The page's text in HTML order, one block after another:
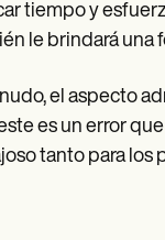
tiempo y
le brindará una
el aspecto
es un error
tanto para los